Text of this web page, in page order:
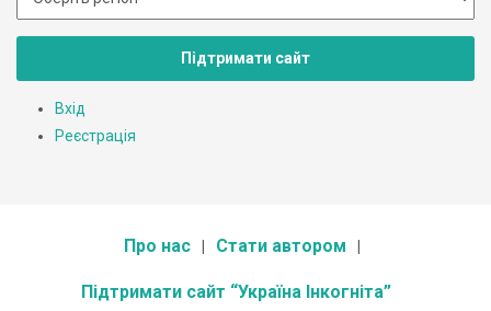
Підтримати сайт
Вхід
Реєстрація
Про нас Стати автором
Підтримати сайт “Україна Інкогніта”